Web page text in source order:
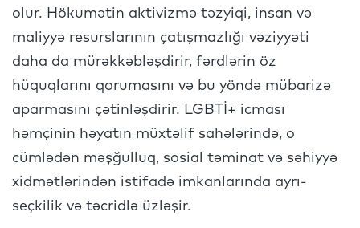
olur. Hökumətin aktivizmə təzyiqi, insan və
maliyyə resurslarının çatışmazlığı vəziyyəti
daha da mürəkkəbləşdirir, fərdlərin öz
hüquqlarını qorumasını və bu yöndə mübarizə
aparmasını çətinləşdirir. LGBTİ+ icması
həmçinin həyatın müxtəlif sahələrində, o
cümlədən məşğulluq, sosial təminat və səhiyyə
xidmətlərindən istifadə imkanlarında ayrı-
seçkilik və təcridlə üzləşir.